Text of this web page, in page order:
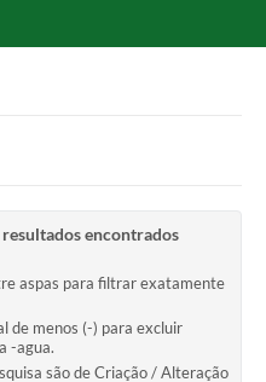
encontrados
aspas para filtrar exatamente
de menos (-) para excluir
-agua.
são de Criação / Alteração